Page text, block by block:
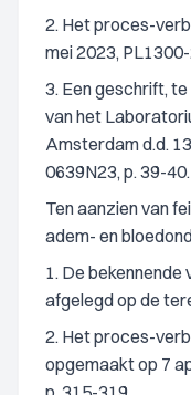
2. Het proces-
mei 2023,
3. Een geschrift,
van het
Amsterdam d.d.
0639N23, p. 39-40.
Ten aanzien van
adem- en
1. De
afgelegd op de
2. Het proces-
opgemaakt op 7